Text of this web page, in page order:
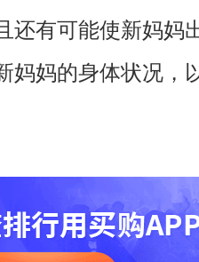
还有可能使新妈妈
妈妈的身体状况，